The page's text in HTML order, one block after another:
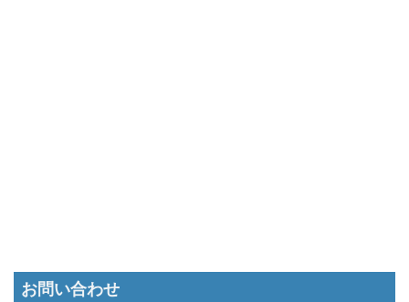
お問い合わせ